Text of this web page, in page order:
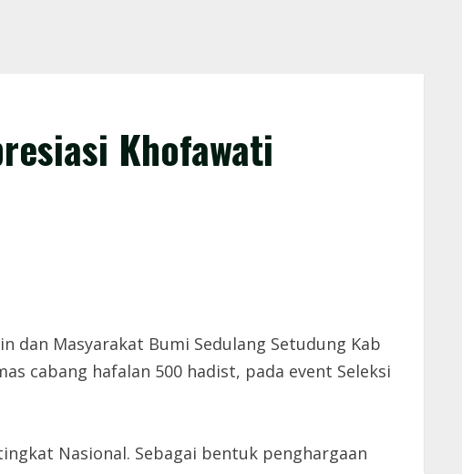
Khofawati
dan Masyarakat Bumi Sedulang Setudung Kab
cabang hafalan 500 hadist, pada event Seleksi
Nasional. Sebagai bentuk penghargaan